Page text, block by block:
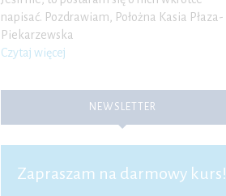
napisać. Pozdrawiam, Położna Kasia Płaza-
Piekarzewska
Czytaj więcej
NEWSLETTER
Zapraszam na darmowy kurs!